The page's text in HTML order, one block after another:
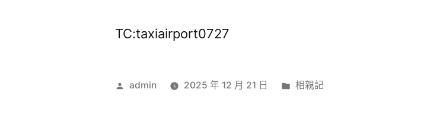
TC:taxiairport0727
作
admin 2025 年 12 月 21 日
分
相親記